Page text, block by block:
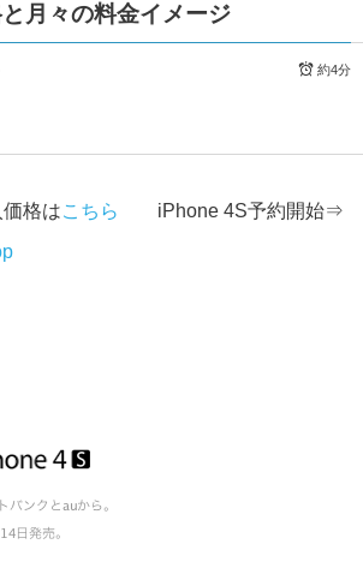
月々の料金イメージ
約4分
格はこちら
iPhone 4S予約開始⇒